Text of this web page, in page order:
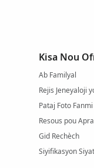
Kisa Nou
Ab Familyal
Rejis Jeneyaloji
Pataj Foto
Resous pou
Gid Rechèch
Siyifikasyon